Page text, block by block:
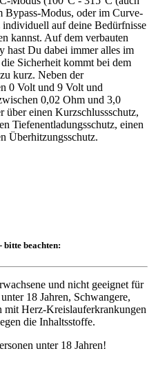
Bypass-Modus, oder im Curve-
auf deine Bedürfnisse
kannst. Auf dem verbauten
Du dabei immer alles im
Sicherheit kommt bei dem
kurz. Neben der
0 Volt und 9 Volt und
0,02 Ohm und 3,0
einen Kurzschlussschutz,
Tiefenentladungsschutz, einen
Überhitzungsschutz.
bitte beachten:
und nicht geeignet für
18 Jahren, Schwangere,
mit Herz-Kreislauferkrankungen
die Inhaltsstoffe.
unter 18 Jahren!